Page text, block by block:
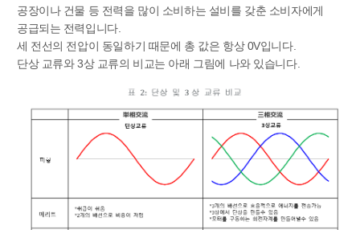
공장이나 건물 등 전력을 많이 소비하는 설비를 갖춘 소비자에게
공급되는 전력입니다.
세 전선의 전압이 동일하기 때문에 총 값은 항상 0V입니다.
단상 교류와 3상 교류의 비교는 아래 그림에 나와 있습니다.